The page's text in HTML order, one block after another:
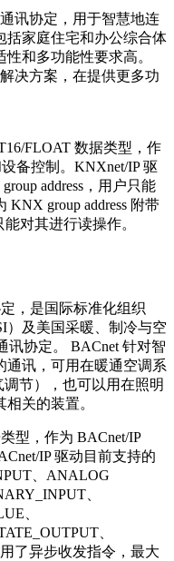
讯协定，用于智慧地连
括家庭住宅和办公综合体
和多功能性要求高。
决方案，在提供更多功
FLOAT 数据类型，作
备控制。KNXnet/IP 驱
address，用户只能
group address 附带
对其进行读操作。
，是国际标准化组织
）及美国采暖、制冷与空
讯协定。 BACnet 针对智
通讯，可用在暖通空调系
节），也可以用在照明
关的装置。
型，作为 BACnet/IP
IP 驱动目前支持的
、ANALOG
、
、
、
了异步收发指令，最大